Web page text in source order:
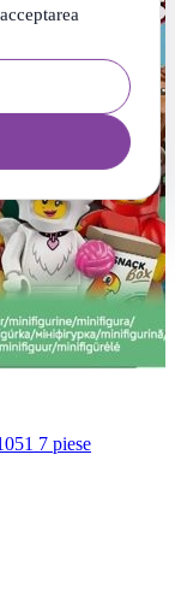
7 piese